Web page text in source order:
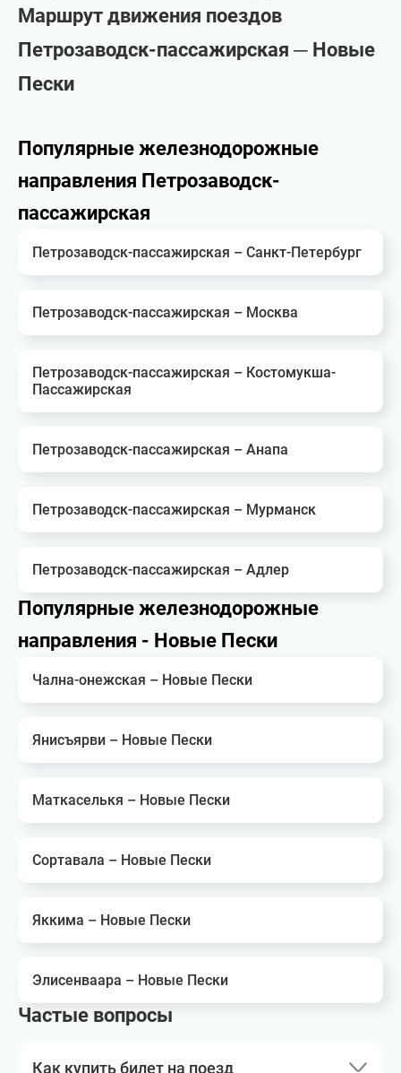
Маршрут движения поездов
Петрозаводск-пассажирская ─ Новые
Пески
Популярные железнодорожные
направления Петрозаводск-
пассажирская
Петрозаводск-пассажирская – Санкт-Петербург
Петрозаводск-пассажирская – Москва
Петрозаводск-пассажирская – Костомукша-
Пассажирская
Петрозаводск-пассажирская – Анапа
Петрозаводск-пассажирская – Мурманск
Петрозаводск-пассажирская – Адлер
Популярные железнодорожные
направления - Новые Пески
Чална-онежская – Новые Пески
Янисъярви – Новые Пески
Маткаселькя – Новые Пески
Сортавала – Новые Пески
Яккима – Новые Пески
Элисенваара – Новые Пески
Частые вопросы
Как купить билет на поезд